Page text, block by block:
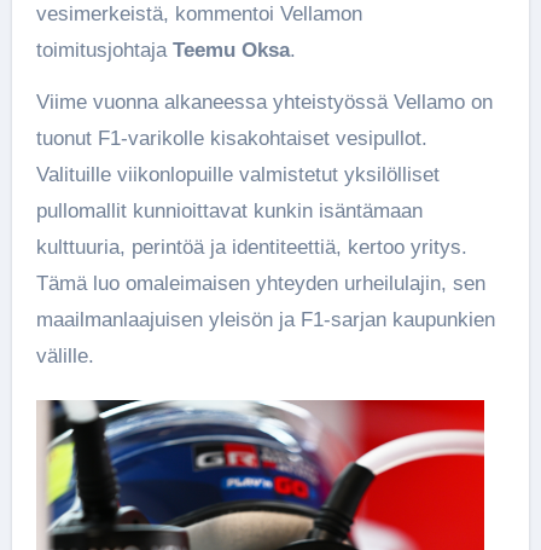
vesimerkeistä, kommentoi Vellamon
toimitusjohtaja Teemu Oksa.
Viime vuonna alkaneessa yhteistyössä Vellamo on
tuonut F1-varikolle kisakohtaiset vesipullot.
Valituille viikonlopuille valmistetut yksilölliset
pullomallit kunnioittavat kunkin isäntämaan
kulttuuria, perintöä ja identiteettiä, kertoo yritys.
Tämä luo omaleimaisen yhteyden urheilulajin, sen
maailmanlaajuisen yleisön ja F1-sarjan kaupunkien
välille.